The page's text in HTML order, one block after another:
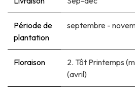
Période de
plantation
septembre -
Floraison 2. Tôt Printemps
(avril)